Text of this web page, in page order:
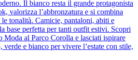
Il bianco resta il grande protagonista
valorizza l’abbronzatura e si combina
tonalità. Camicie, pantaloni, abiti e
base perfetta per tanti outfit estivi. Scopri
Moda al Parco Corolla e lasciati ispirare
verde e bianco per vivere l’estate con stile,